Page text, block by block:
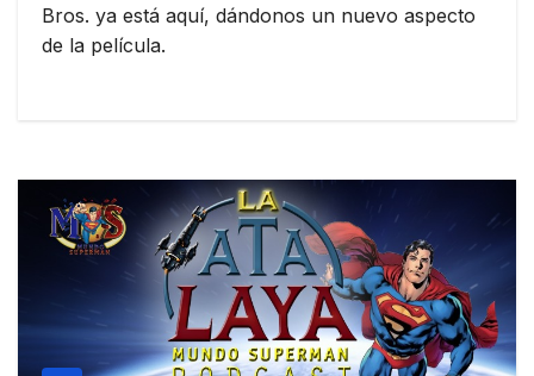
Bros. ya está aquí, dándonos un nuevo aspecto
de la película.